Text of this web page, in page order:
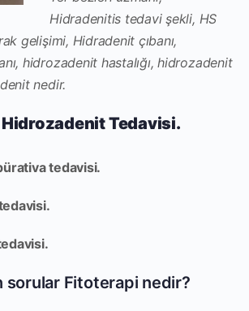
Hidradenitis tedavi şekli, HS
gelişimi, Hidradenit çıbanı,
hidrozadenit hastalığı, hidrozadenit
nedir.
Hidrozadenit Tedavisi.
tedavisi.
sorular Fitoterapi nedir?